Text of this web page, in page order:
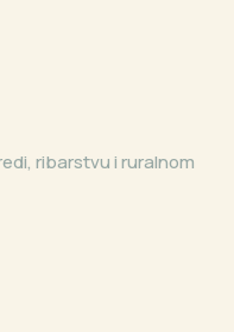
ribarstvu i ruralnom